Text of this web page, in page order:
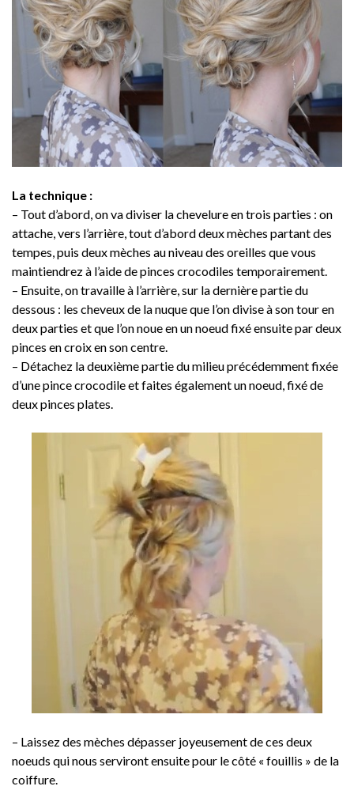
La technique :
– Tout d’abord, on va diviser la chevelure en trois parties : on
attache, vers l’arrière, tout d’abord deux mèches partant des
tempes, puis deux mèches au niveau des oreilles que vous
maintiendrez à l’aide de pinces crocodiles temporairement.
– Ensuite, on travaille à l’arrière, sur la dernière partie du
dessous : les cheveux de la nuque que l’on divise à son tour en
deux parties et que l’on noue en un noeud fixé ensuite par deux
pinces en croix en son centre.
– Détachez la deuxième partie du milieu précédemment fixée
d’une pince crocodile et faites également un noeud, fixé de
deux pinces plates.
– Laissez des mèches dépasser joyeusement de ces deux
noeuds qui nous serviront ensuite pour le côté « fouillis » de la
coiffure.